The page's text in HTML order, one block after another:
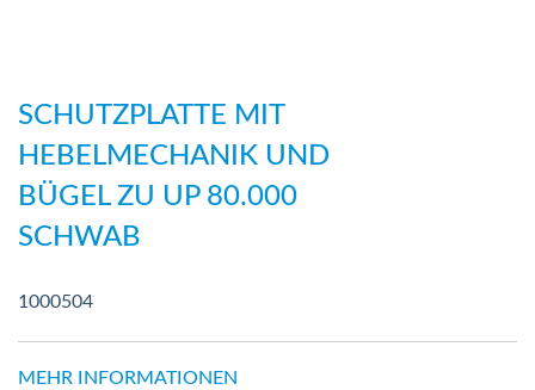
SCHUTZPLATTE MIT
HEBELMECHANIK UND
BÜGEL ZU UP 80.000
SCHWAB
1000504
MEHR INFORMATIONEN
Anfang
Bildergalerie
springen